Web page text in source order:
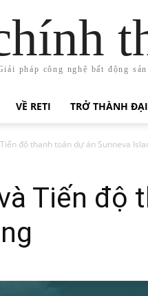
pháp công nghệ bất động
VỀ RETI TRỞ THÀNH
độ thanh toán dự án Sunneva
Tiến độ